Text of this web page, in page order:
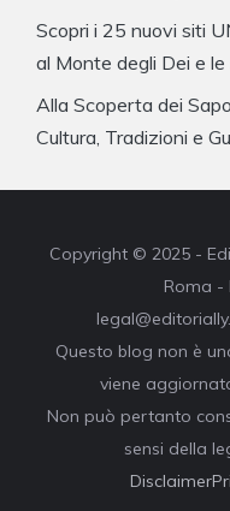
Scopri i 25 nuovi siti
al Monte degli Dei e
Alla Scoperta dei
Cultura, Tradizioni e
Copyright © 2025 -
Roma -
Questo blog non è
viene
Non può pertanto
sensi della
Disclaimer